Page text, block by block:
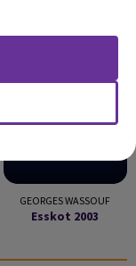
17h19
17h19
GEORGES WASSOUF
Esskot 2003